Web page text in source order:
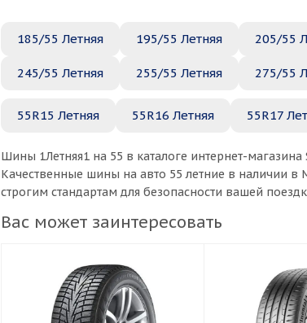
185/55 Летняя 195/55 Летняя 205/55
245/55 Летняя 255/55 Летняя 275/55
55R15 Летняя 55R16 Летняя 55R17
Шины 1Летняя1 на 55 в каталоге интернет-
Качественные шины на авто 55 летние в наличии в
строгим стандартам для безопасности вашей
Вас может заинтересовать